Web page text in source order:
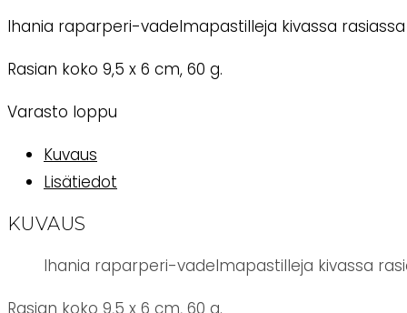
Ihania raparperi-vadelmapastilleja kivassa
Rasian koko 9,5 x 6 cm, 60 g.
Varasto loppu
Kuvaus
Lisätiedot
KUVAUS
Ihania raparperi-vadelmapastilleja kivassa